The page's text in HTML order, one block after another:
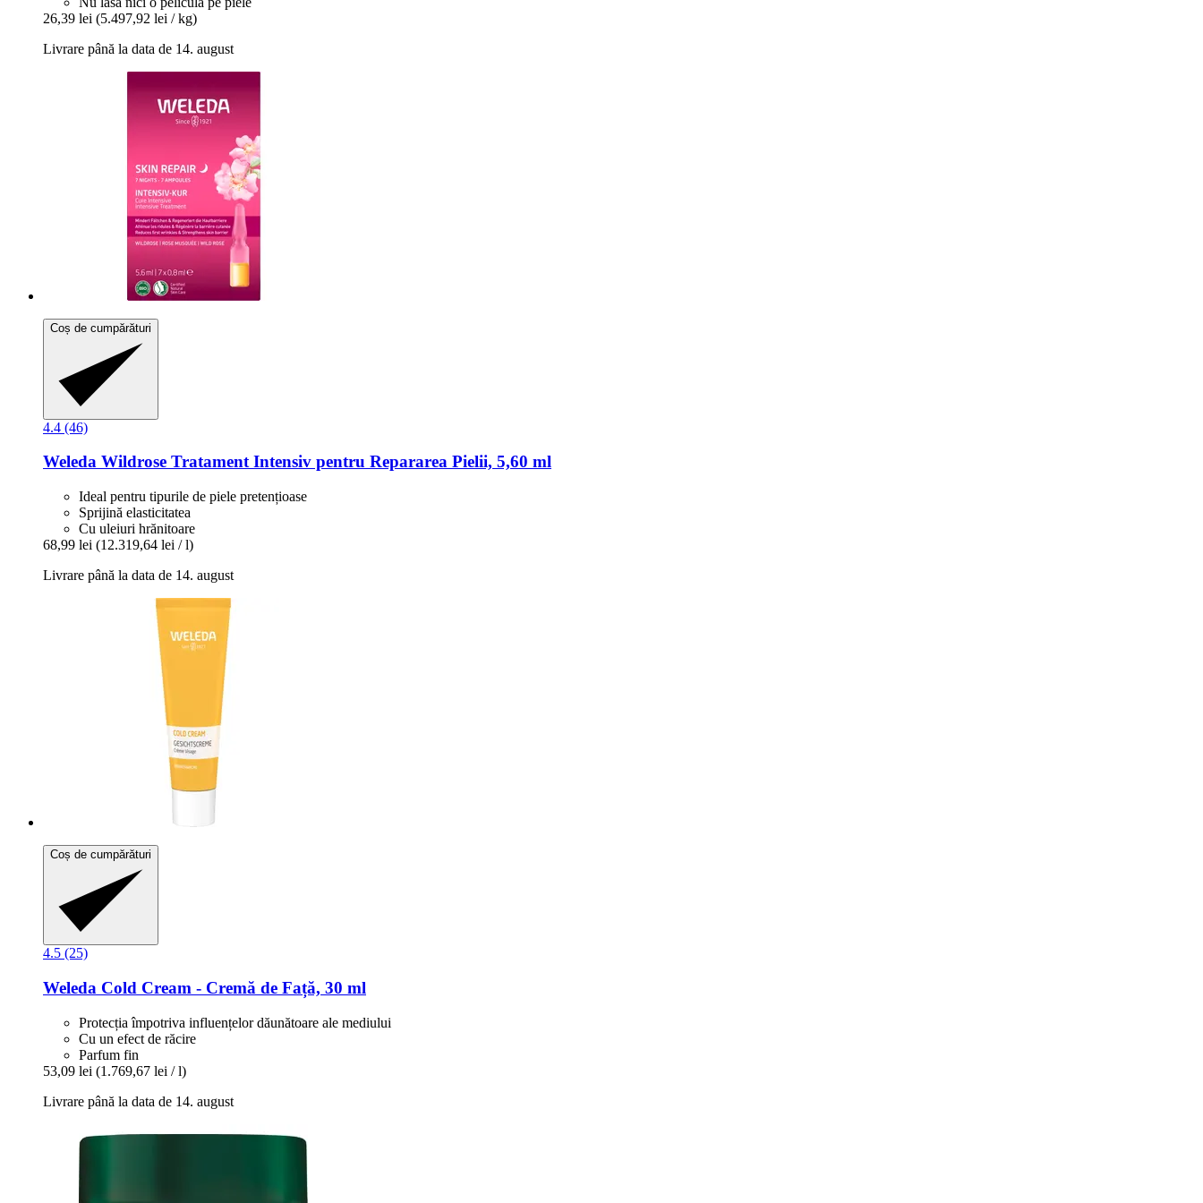
26,39 lei (5.497,92 lei / kg)
Livrare până la data de 14. august
Coș de cumpărături
4.4 (46)
Weleda Wildrose Tratament Intensiv pentru Repararea Pielii, 5,60 ml
Ideal pentru tipurile de piele pretențioase
Sprijină elasticitatea
Cu uleiuri hrănitoare
68,99 lei (12.319,64 lei / l)
Livrare până la data de 14. august
Coș de cumpărături
4.5 (25)
Weleda Cold Cream -​ Cremă de Față, 30 ml
Protecția împotriva influențelor dăunătoare ale mediului
Cu un efect de răcire
Parfum fin
53,09 lei (1.769,67 lei / l)
Livrare până la data de 14. august